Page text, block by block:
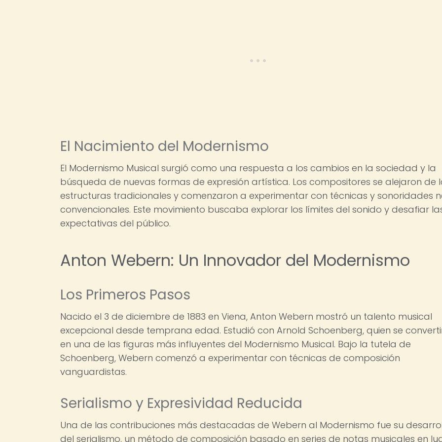
El Nacimiento del Modernismo
El Modernismo Musical surgió como una respuesta a los cambios en la sociedad y la
búsqueda de nuevas formas de expresión artística. Los compositores se alejaron de
estructuras tradicionales y comenzaron a experimentar con técnicas y sonoridades
convencionales. Este movimiento buscaba explorar los límites del sonido y desafiar
expectativas del público.
Anton Webern: Un Innovador del Modernismo
Los Primeros Pasos
Nacido el 3 de diciembre de 1883 en Viena, Anton Webern mostró un talento musical
excepcional desde temprana edad. Estudió con Arnold Schoenberg, quien se
en una de las figuras más influyentes del Modernismo Musical. Bajo la tutela de
Schoenberg, Webern comenzó a experimentar con técnicas de composición
vanguardistas.
Serialismo y Expresividad Reducida
Una de las contribuciones más destacadas de Webern al Modernismo fue su
del serialismo, un método de composición basado en series de notas musicales en